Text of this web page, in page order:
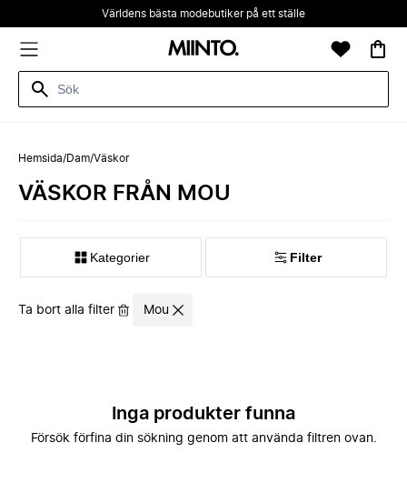
Världens bästa modebutiker på ett ställe
Hemsida/Dam/Väskor
VÄSKOR FRÅN MOU
Kategorier Filter
Ta bort alla filter Mou
Inga produkter funna
Försök förfina din sökning genom att använda filtren ovan.